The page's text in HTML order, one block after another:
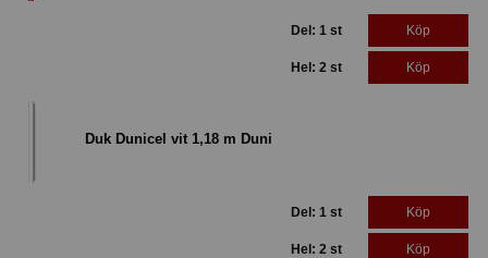
Del: 1 st Köp
Hel: 2 st Köp
Duk Dunicel vit 1,18 m Duni
Del: 1 st Köp
Hel: 2 st Köp